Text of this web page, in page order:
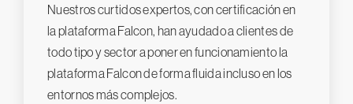
Nuestros curtidos expertos, con certificación en
la plataforma Falcon, han ayudado a clientes de
todo tipo y sector a poner en funcionamiento la
plataforma Falcon de forma fluida incluso en los
entornos más complejos.